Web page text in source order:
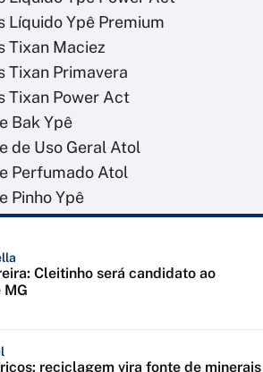
Líquido Ypê Premium
Tixan Maciez
Tixan Primavera
Tixan Power Act
Bak Ypê
de Uso Geral Atol
Perfumado Atol
Pinho Ypê
Cleitinho será candidato ao
MG
reciclagem vira fonte de minerais